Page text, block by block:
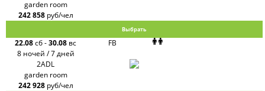
garden room
242 858 руб/чел
Выбрать
22.08сб-30.08 вс
8 ночей / 7 дней
FB
2ADL
garden room
242 928 руб/чел